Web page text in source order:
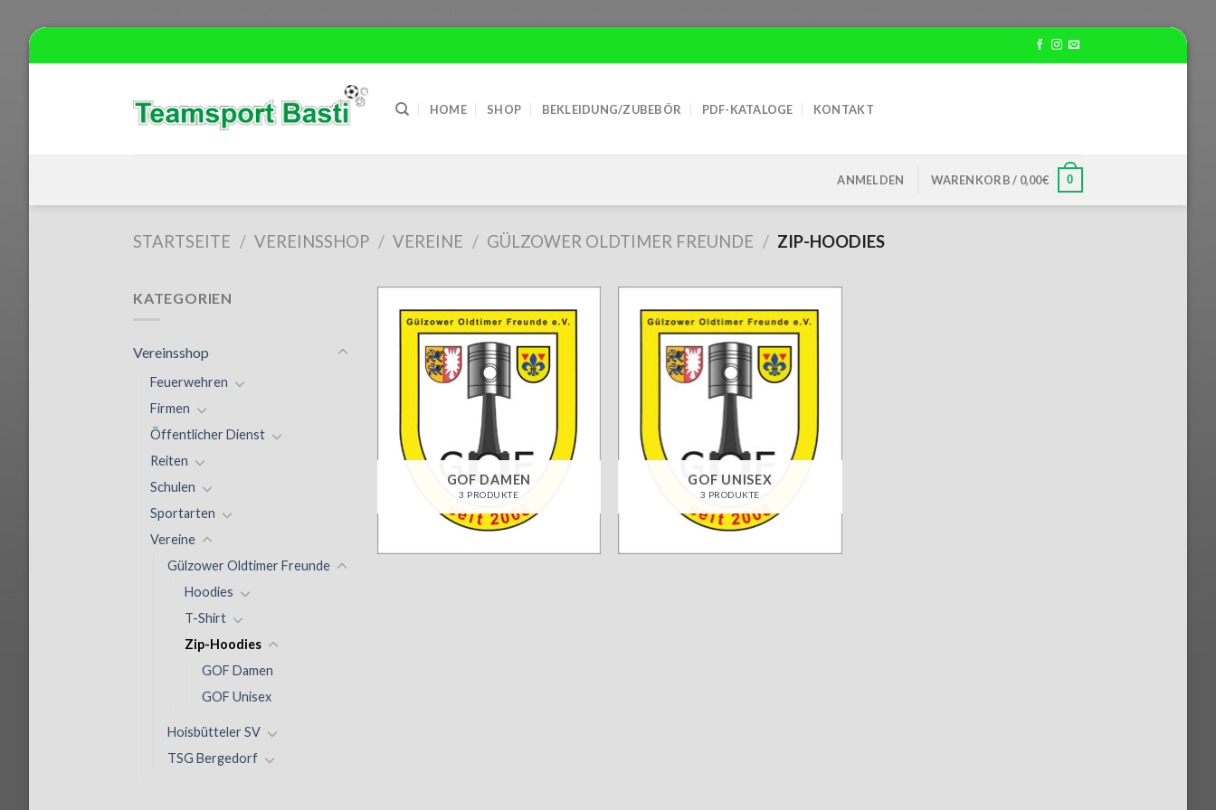
Skip
to
HOME SHOP BEKLEIDUNG/ZUBEBÖR PDF-KATALOGE KONTAKT
ANMELDEN WARENKORB / 0,00€ 0
STARTSEITE / VEREINSSHOP / VEREINE / GÜLZOWER OLDTIMER FREUNDE / ZIP-HOODIES
KATEGORIEN
Vereinsshop
Feuerwehren
Firmen
Öffentlicher Dienst
Reiten
Schulen
Sportarten
Vereine
Gülzower Oldtimer Freunde
Hoodies
T-Shirt
Zip-Hoodies
GOF Damen
GOF Unisex
Hoisbütteler SV
TSG Bergedorf
GOF DAMEN
3 PRODUKTE
GOF UNISEX
3 PRODUKTE